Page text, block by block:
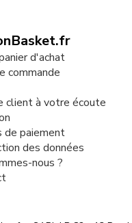
d'achat
commande
client à votre écoute
de paiement
des données
nous ?